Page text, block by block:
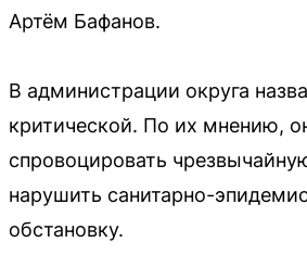
Артём Бафанов.
В администрации округа
критической. По их мнению,
спровоцировать
нарушить санитарно-
обстановку.